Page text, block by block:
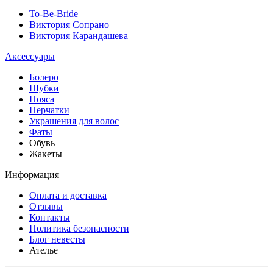
To-Be-Bride
Виктория Сопрано
Виктория Карандашева
Аксессуары
Болеро
Шубки
Пояса
Перчатки
Украшения для волос
Фаты
Обувь
Жакеты
Информация
Оплата и доставка
Отзывы
Контакты
Политика безопасности
Блог невесты
Ателье